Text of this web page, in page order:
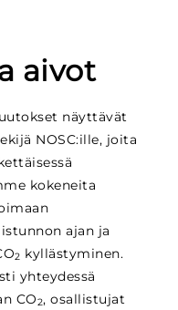
aivot
näyttävät
NOSC:ille, joita
kokeneita
ajan ja
2 kyllästyminen.
yhteydessä
CO2, osallistujat